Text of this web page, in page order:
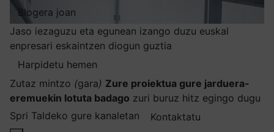
Blogera joan
Jaso iezaguzu eta egunean izango duzu euskal
enpresari eskaintzen diogun guztia
Harpidetu hemen
Zutaz mintzo (gara) Zure proiektua gure jarduera-
eremuekin lotuta badago zuri buruz hitz egingo dugu
Spri Taldeko gure kanaletan
Kontaktatu